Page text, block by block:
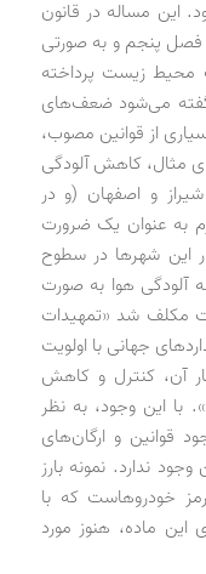
این مساله در قانون
فصل پنجم و به صورتی
محیط زیست پرداخته
گفته می‌شود ضعف‌های
از قوانین مصوب،
مثال، کاهش آلودگی
شیراز و اصفهان (و در
به عنوان یک ضرورت
این شهرها در سطوح
آلودگی هوا به صورت
مکلف شد «تمهیدات
جهانی با اولویت
آن، کنترل و کاهش
با این وجود، به نظر
قوانین و ارگان‌های
ندارد. نمونه بارز
خودروهاست که با
این ماده، هنوز مورد